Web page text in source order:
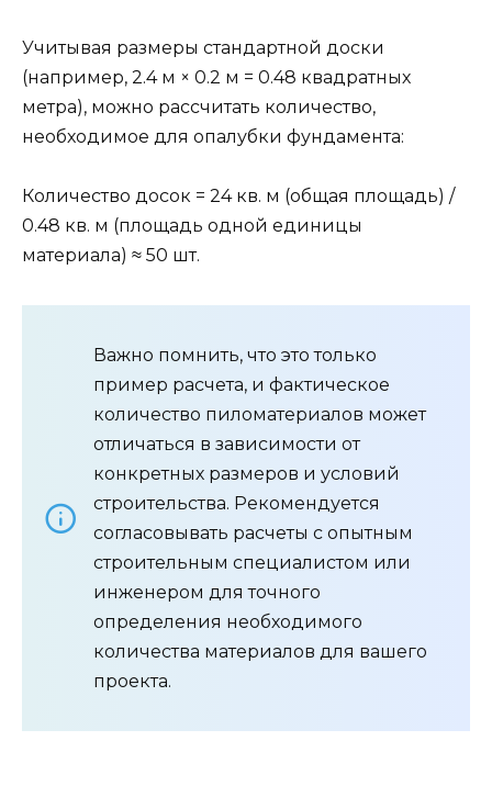
Учитывая размеры стандартной доски
(например, 2.4 м × 0.2 м = 0.48 квадратных
метра), можно рассчитать количество,
необходимое для опалубки фундамента:
Количество досок = 24 кв. м (общая площадь) /
0.48 кв. м (площадь одной единицы
материала) ≈ 50 шт.
Важно помнить, что это только
пример расчета, и фактическое
количество пиломатериалов может
отличаться в зависимости от
конкретных размеров и условий
строительства. Рекомендуется
согласовывать расчеты с опытным
строительным специалистом или
инженером для точного
определения необходимого
количества материалов для вашего
проекта.